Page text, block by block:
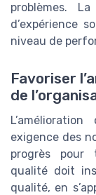
problèmes.
d’expérience
niveau de
Favoriser
de
exigence des
progrès pour
qualité doit
qualité, en